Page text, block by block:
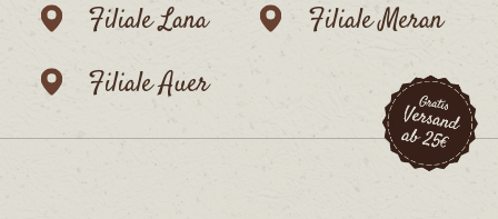
Filiale Lana
Filiale Meran
Filiale Auer